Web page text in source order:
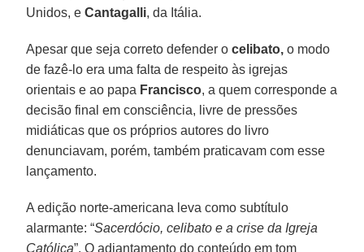
Unidos, eCantagalli, da Itália.
Apesar que seja correto defender ocelibato, o modo
de fazê-lo era uma falta de respeito às igrejas
orientais e ao papa Francisco, a quem corresponde a
decisão final em consciência, livre de pressões
midiáticas que os próprios autores do livro
denunciavam, porém, também praticavam com esse
lançamento.
A edição norte-americana leva como subtítulo
alarmante: “Sacerdócio, celibato e a crise da Igreja
Católica”. O adiantamento do conteúdo em tom